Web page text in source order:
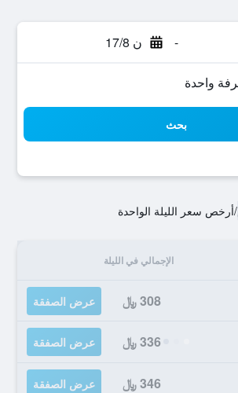
- ن 17/8
بحث
/أرخص سعر الليلة الواحدة
الإجمالي في الليلة
308 ﷼ عرض الصفقة
336 ﷼ عرض الصفقة
346 ﷼ عرض الصفقة